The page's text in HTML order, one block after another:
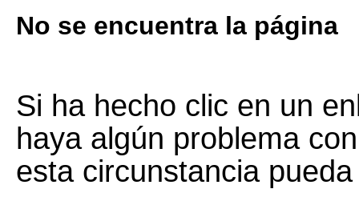
No se encuentra la página
Si ha hecho clic en un
haya algún problema
esta circunstancia